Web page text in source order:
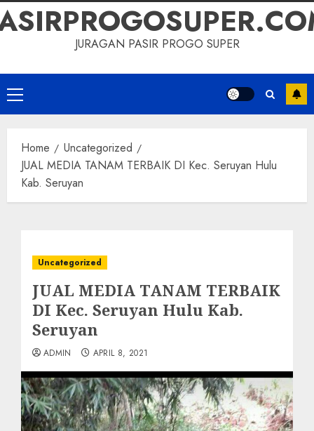
JURAGAN PASIR PROGO SUPER
Primary
Menu
Home
Uncategorized
JUAL MEDIA TANAM TERBAIK DI Kec. Seruyan Hulu
Kab. Seruyan
Uncategorized
JUAL MEDIA TANAM TERBAIK
DI Kec. Seruyan Hulu Kab.
Seruyan
ADMIN APRIL 8, 2021